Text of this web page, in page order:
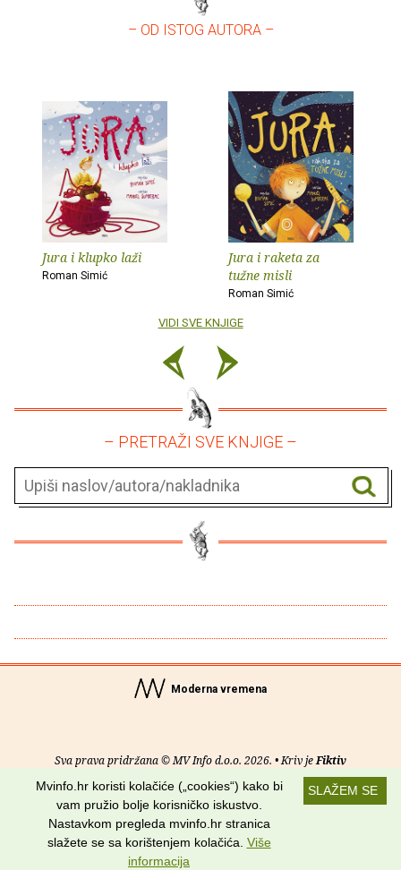
– OD ISTOG AUTORA –
Jura i klupko laži
Roman Simić
Jura i raketa za
tužne misli
Roman Simić
VIDI SVE KNJIGE
– PRETRAŽI SVE KNJIGE –
Moderna vremena
Sva prava pridržana © MV Info d.o.o. 2026. • Kriv jeFiktiv
Uvjeti korištenja RSS kanali
Potraži nas na:
SLAŽEM SE
Mvinfo.hr koristi kolačiće („cookies“) kako bi
vam pružio bolje korisničko iskustvo.
Nastavkom pregleda mvinfo.hr stranica
slažete se sa korištenjem kolačića. Više
informacija